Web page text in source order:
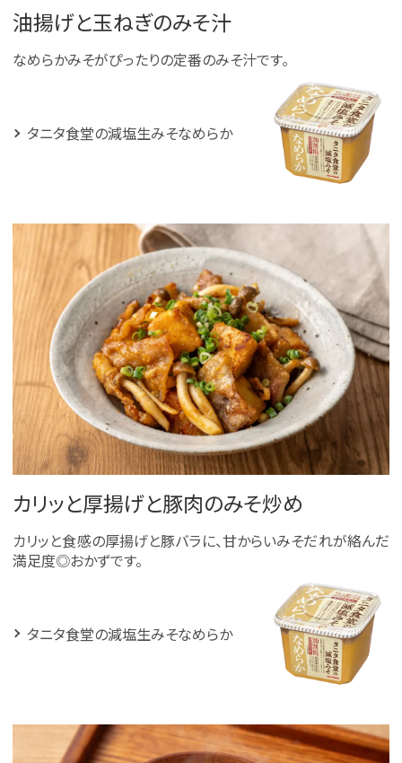
油揚げと玉ねぎのみそ汁
なめらかみそがぴったりの定番のみそ汁です。
タニタ食堂の減塩生みそなめらか
カリッと厚揚げと豚肉のみそ炒め
カリッと食感の厚揚げと豚バラに、甘からいみそだれが絡んだ
満足度◎おかずです。
タニタ食堂の減塩生みそなめらか